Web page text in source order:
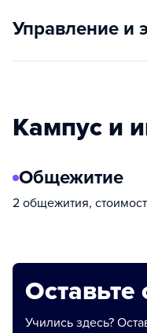
Управление и
Кампус и
Общежитие
2 общежития,
Оставьте
Учились здесь?